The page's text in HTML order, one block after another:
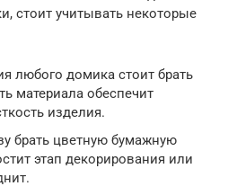
стоит учитывать некоторые
любого домика стоит брать
материала обеспечит
изделия.
брать цветную бумажную
этап декорирования или